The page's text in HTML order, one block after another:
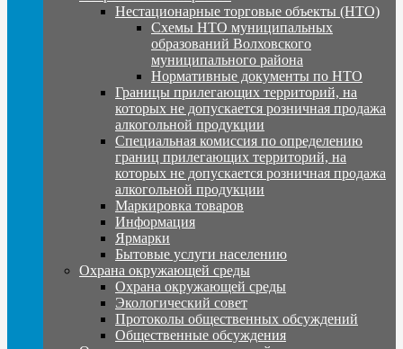
Нестационарные торговые объекты (НТО)
Схемы НТО муниципальных
образований Волховского
муниципального района
Нормативные документы по НТО
Границы прилегающих территорий, на
которых не допускается розничная продажа
алкогольной продукции
Специальная комиссия по определению
границ прилегающих территорий, на
которых не допускается розничная продажа
алкогольной продукции
Маркировка товаров
Информация
Ярмарки
Бытовые услуги населению
Охрана окружающей среды
Охрана окружающей среды
Экологический совет
Протоколы общественных обсуждений
Общественные обсуждения